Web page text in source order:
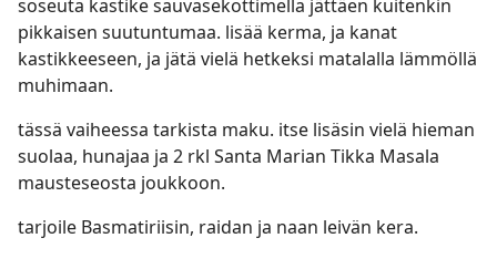
soseuta kastike sauvasekottimella jättäen kuitenkin
pikkaisen suutuntumaa. lisää kerma, ja kanat
kastikkeeseen, ja jätä vielä hetkeksi matalalla lämmöllä
muhimaan.
tässä vaiheessa tarkista maku. itse lisäsin vielä hieman
suolaa, hunajaa ja 2 rkl Santa Marian Tikka Masala
mausteseosta joukkoon.
tarjoile Basmatiriisin, raidan ja naan leivän kera.